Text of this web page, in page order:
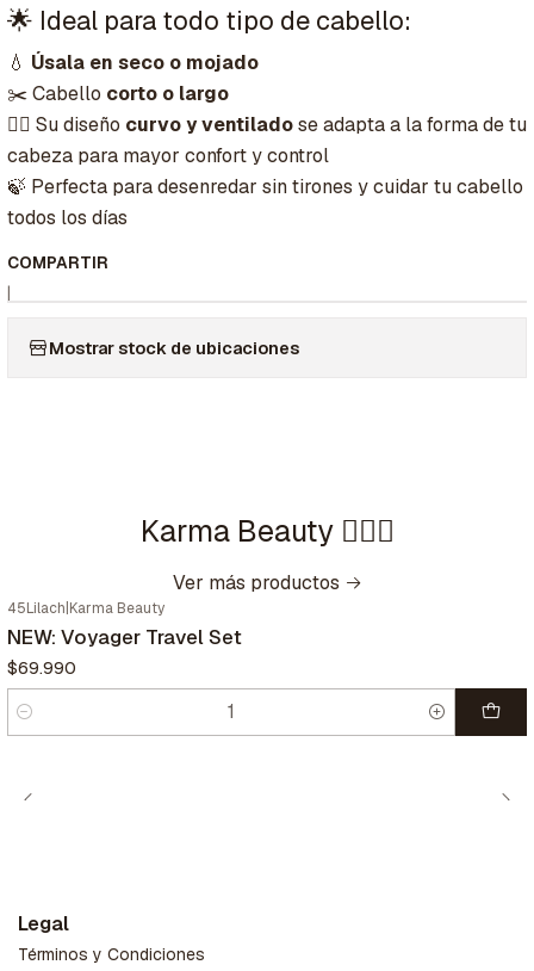
🌟 Ideal para todo tipo de cabello:
💧 Úsala en seco o mojado
✂️ Cabello corto o largo
💆‍♀️ Su diseño curvo y ventiladose adapta a la forma de tu
cabeza para mayor confort y control
🍃 Perfecta para desenredar sin tirones y cuidar tu cabello
todos los días
COMPARTIR
|
Mostrar stock de ubicaciones
Karma Beauty 🧘🏼‍♀️
Ver más productos
45Lilach Karma Beauty
NEW: Voyager Travel Set
$69.990
Cantidad
Legal
Términos y Condiciones